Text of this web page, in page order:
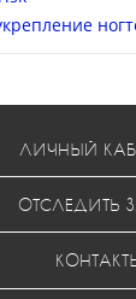
ЛИЧНЫЙ
ОТСЛЕДИТЬ